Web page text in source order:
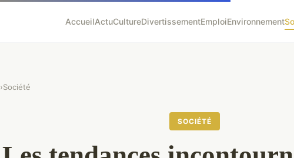
AccueilActuCultureDivertissementEmploiEnvironnement
›Société
SOCIÉTÉ